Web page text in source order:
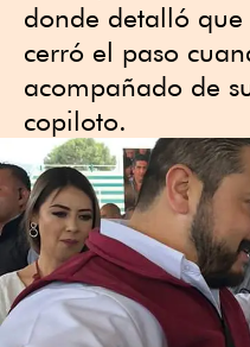
donde detalló
cerró el paso
acompañado de
copiloto.